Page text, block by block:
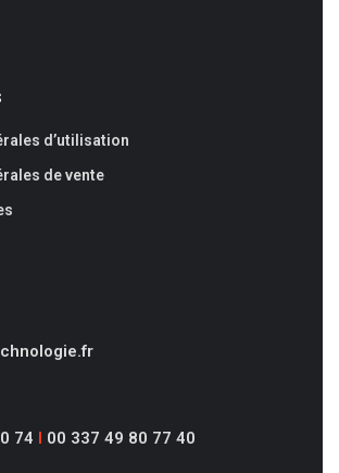
d’utilisation
de vente
74 I 00 337 49 80 77 40